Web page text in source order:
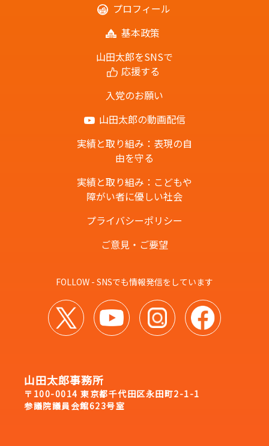
プロフィール
基本政策
山田太郎をSNSで
応援する
入党のお願い
山田太郎の動画配信
実績と取り組み：表現の自
由を守る
実績と取り組み：こどもや
障がい者に優しい社会
プライバシーポリシー
ご意見・ご要望
FOLLOW - SNSでも情報発信をしています
山田太郎事務所
〒100-0014 東京都千代田区永田町2-1-1
参議院議員会館623号室